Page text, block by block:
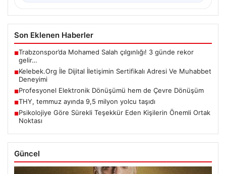
Son Eklenen Haberler
■Trabzonspor’da Mohamed Salah çılgınlığı! 3 günde rekor
gelir…
■Kelebek.Org İle Dijital İletişimin Sertifikalı Adresi Ve Muhabbet
Deneyimi
■Profesyonel Elektronik Dönüşümü hem de Çevre Dönüşüm
■THY, temmuz ayında 9,5 milyon yolcu taşıdı
■Psikolojiye Göre Sürekli Teşekkür Eden Kişilerin Önemli Ortak
Noktası
Güncel